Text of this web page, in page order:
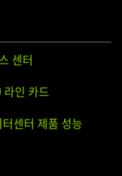
센터
라인 카드
터센터 제품 성능